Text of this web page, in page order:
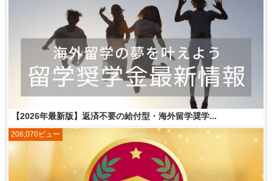
【2026年最新版】返済不要の給付型・海外留学奨学...
206,070ビュー